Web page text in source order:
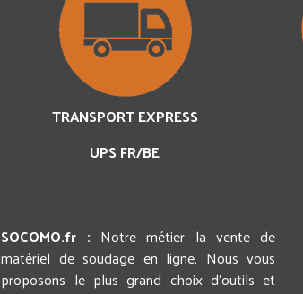
TRANSPORT EXPRESS
UPS FR/BE
SOCOMO.fr : Notre métier la vente de
matériel de soudage en ligne. Nous vous
proposons le plus grand choix d'outils et